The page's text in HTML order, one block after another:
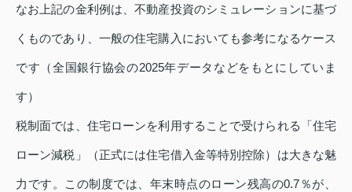
なお上記の金利例は、不動産投資のシミュレーションに基づ
くものであり、一般の住宅購入においても参考になるケース
です（全国銀行協会の2025年データなどをもとにしていま
す）
税制面では、住宅ローンを利用することで受けられる「住宅
ローン減税」（正式には住宅借入金等特別控除）は大きな魅
力です。この制度では、年末時点のローン残高の0.7％が、